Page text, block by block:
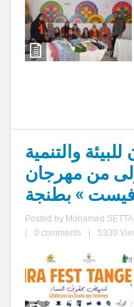
والتنمية
من مهرجان
» بطنجة
Posted by Mohamed
0 comments 5330